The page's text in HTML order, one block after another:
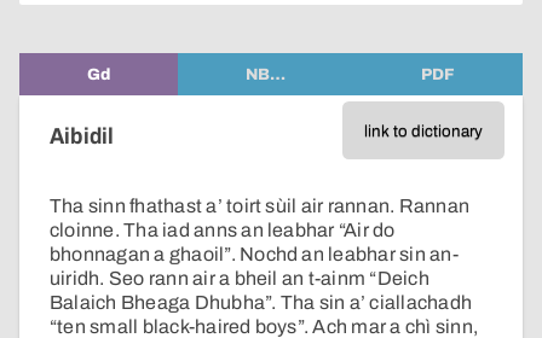
Gd NB… PDF
link to dictionary
Aibidil
Tha sinn fhathast a’ toirt sùil air rannan. Rannan
cloinne. Tha iad anns an leabhar “Air do
bhonnagan a ghaoil”. Nochd an leabhar sin an-
uiridh. Seo rann air a bheil an t-ainm “Deich
Balaich Bheaga Dhubha”. Tha sin a’ ciallachadh
“ten small black-haired boys”. Ach mar a chì sinn,